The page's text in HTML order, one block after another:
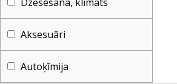
Aksesuāri
Autoķīmija